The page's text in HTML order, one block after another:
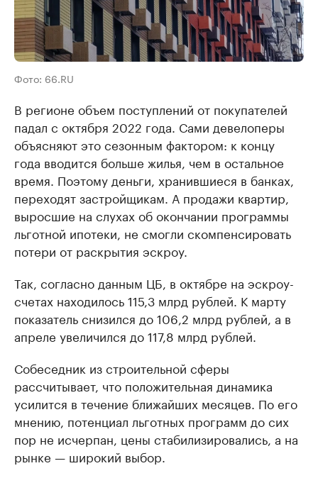
Фото: 66.RU
В регионе объем поступлений от покупателей
падал с октября 2022 года. Сами девелоперы
объясняют это сезонным фактором: к концу
года вводится больше жилья, чем в остальное
время. Поэтому деньги, хранившиеся в банках,
переходят застройщикам. А продажи квартир,
выросшие на слухах об окончании программы
льготной ипотеки, не смогли скомпенсировать
потери от раскрытия эскроу.
Так, согласно данным ЦБ, в октябре на эскроу-
счетах находилось 115,3 млрд рублей. К марту
показатель снизился до 106,2 млрд рублей, а в
апреле увеличился до 117,8 млрд рублей.
Собеседник из строительной сферы
рассчитывает, что положительная динамика
усилится в течение ближайших месяцев. По его
мнению, потенциал льготных программ до сих
пор не исчерпан, цены стабилизировались, а на
рынке — широкий выбор.